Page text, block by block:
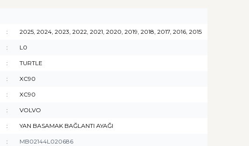
: 2025, 2024, 2023, 2022, 2021, 2020, 2019, 2018, 2017, 2016, 2015
: L0
: TURTLE
: XC90
: XC90
: VOLVO
: YAN BASAMAK BAĞLANTI AYAĞI
: MB02144L020686